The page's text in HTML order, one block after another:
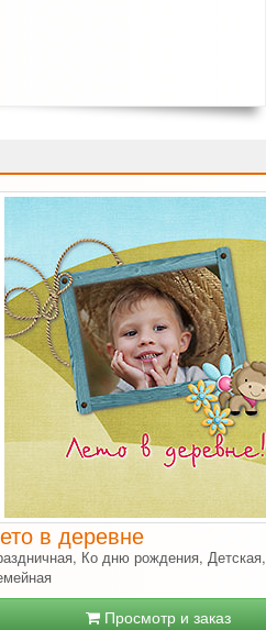
в деревне
Ко дню рождения, Детская,
Просмотр и заказ